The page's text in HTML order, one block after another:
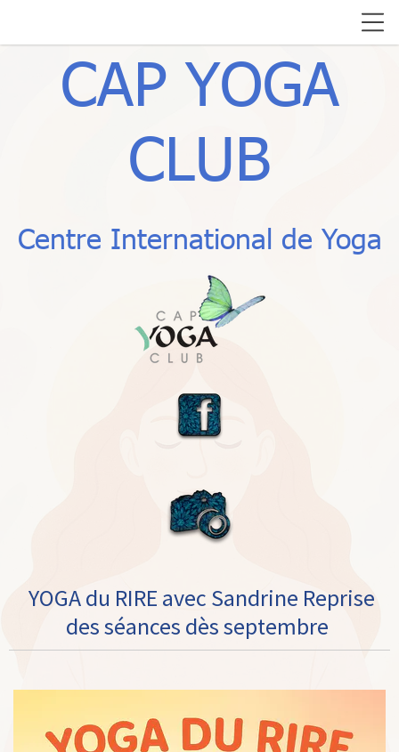
CAP YOGA
CLUB
Centre International de Yoga
YOGA du RIRE avec Sandrine Reprise
des séances dès septembre